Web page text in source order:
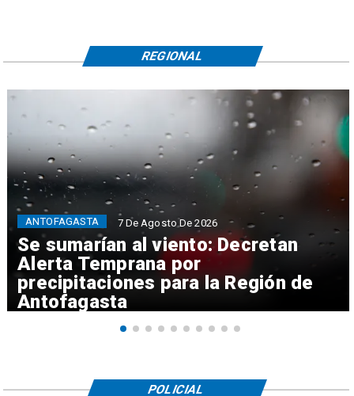
Se sumarían al viento: Decretan
Alerta Temprana por
precipitaciones para la Región de
Antofagasta
ANTOFAGASTA 7 De Agosto De 2026
REGIONAL
POLICIAL